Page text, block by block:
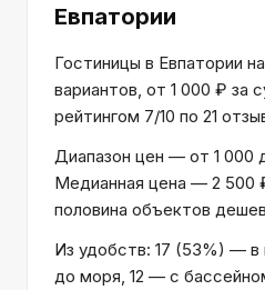
Евпатории
Гостиницы в Евпатории
вариантов, от 1 000 ₽ за
рейтингом 7/10 по 21
Диапазон цен — от 1 000
Медианная цена — 2 500
половина объектов
Из удобств: 17 (53%) — в
до моря, 12 — с